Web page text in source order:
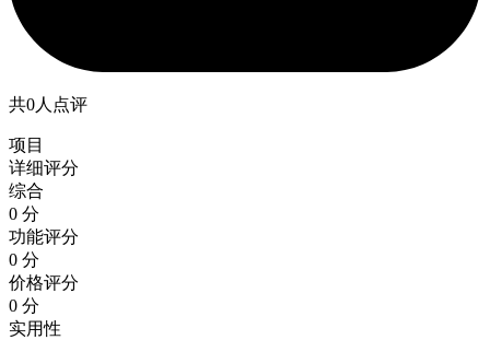
共0人点评
项目
详细评分
综合
0 分
功能评分
0 分
价格评分
0 分
实用性